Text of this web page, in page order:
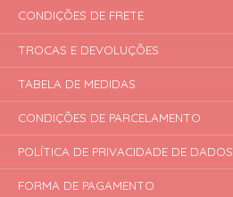
CONDIÇÕES DE FRETE
TROCAS E DEVOLUÇÕES
TABELA DE MEDIDAS
CONDIÇÕES DE PARCELAMENTO
POLÍTICA DE PRIVACIDADE DE DADOS
FORMA DE PAGAMENTO